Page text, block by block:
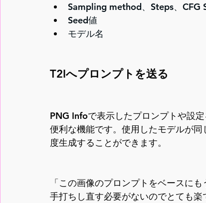
Sampling method、Steps、CFG
Seed値
モデル名
T2Iへプロンプトを送る
PNG Infoで表示したプロンプトや設
便利な機能です。使用したモデルが
度生成することができます。
「この画像のプロンプトをベースに
手打ちし直す必要がないのでとても